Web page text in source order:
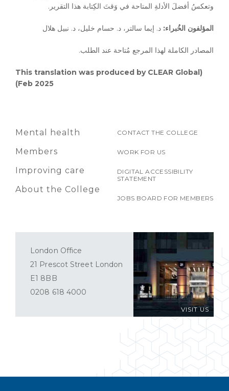
وتعكسُ أفضلَ الأدلةِ المتاحة في وَقتَ الكِتابة هذا التقرير.
المؤلفون الخُبراء: د. إيما سالتر، د. حسام خليل، د. نبيل هلال
المصادر الكاملة لهذا المرجع مُتاحة عند الطلب.
(This translation was produced by CLEAR Global
(Feb 2025
Mental health
Members
Improving care
About the College
CONTACT THE COLLEGE
WORK FOR US
DIGITAL ACCESSIBILITY
STATEMENT
JOBS BOARD FOR MEMBERS
VISIT US
London Office
21 Prescot Street London
E1 8BB
0208 618 4000